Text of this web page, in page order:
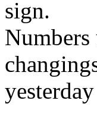
sign.